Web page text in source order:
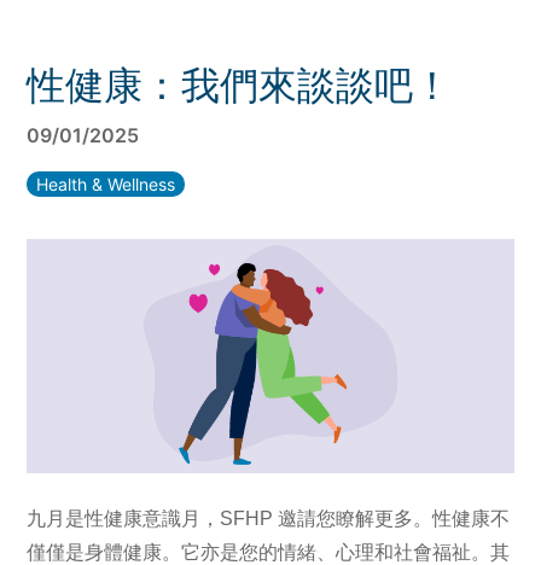
性健康：我們來談談吧！
09/01/2025
Health & Wellness
九月是性健康意識月，SFHP 邀請您瞭解更多。性健康不
僅僅是身體健康。它亦是您的情緒、心理和社會福祉。其